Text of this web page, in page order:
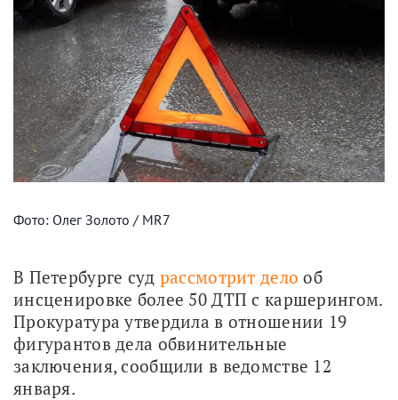
Фото: Олег Золото / MR7
В Петербурге суд рассмотрит дело об
инсценировке более 50 ДТП с каршерингом.
Прокуратура утвердила в отношении 19
фигурантов дела обвинительные
заключения, сообщили в ведомстве 12
января.